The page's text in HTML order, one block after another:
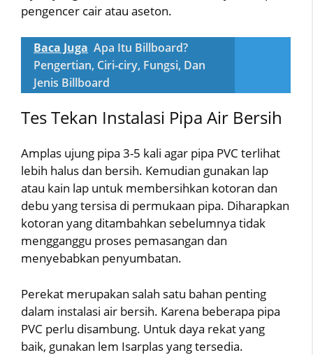
pengencer cair atau aseton.
Baca Juga Apa Itu Billboard?
Pengertian, Ciri-ciry, Fungsi, Dan
Jenis Billboard
Tes Tekan Instalasi Pipa Air Bersih
Amplas ujung pipa 3-5 kali agar pipa PVC terlihat
lebih halus dan bersih. Kemudian gunakan lap
atau kain lap untuk membersihkan kotoran dan
debu yang tersisa di permukaan pipa. Diharapkan
kotoran yang ditambahkan sebelumnya tidak
mengganggu proses pemasangan dan
menyebabkan penyumbatan.
Perekat merupakan salah satu bahan penting
dalam instalasi air bersih. Karena beberapa pipa
PVC perlu disambung. Untuk daya rekat yang
baik, gunakan lem Isarplas yang tersedia.